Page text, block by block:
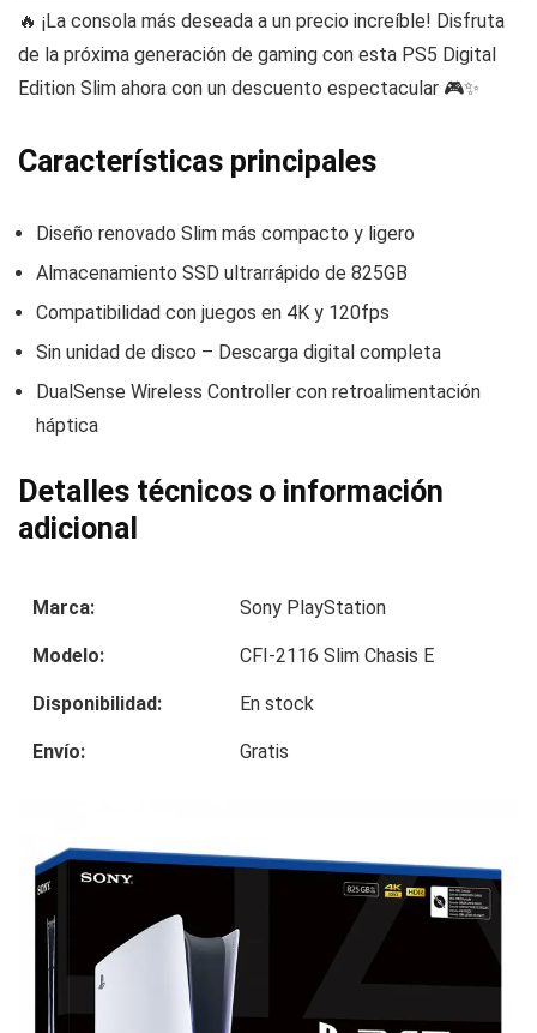
🔥 ¡La consola más deseada a un precio increíble! Disfruta
de la próxima generación de gaming con esta PS5 Digital
Edition Slim ahora con un descuento espectacular 🎮✨
Características principales
Diseño renovado Slim más compacto y ligero
Almacenamiento SSD ultrarrápido de 825GB
Compatibilidad con juegos en 4K y 120fps
Sin unidad de disco – Descarga digital completa
DualSense Wireless Controller con retroalimentación
háptica
Detalles técnicos o información
adicional
Marca: Sony PlayStation
Modelo: CFI-2116 Slim Chasis E
Disponibilidad: En stock
Envío: Gratis